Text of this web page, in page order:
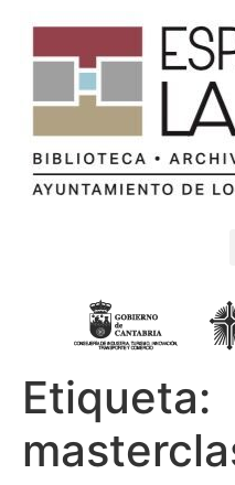
Etiqueta: